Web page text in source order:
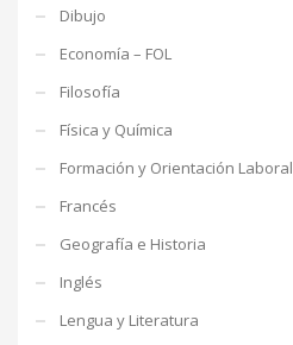
Dibujo
Economía – FOL
Filosofía
Física y Química
Formación y Orientación Laboral
Francés
Geografía e Historia
Inglés
Lengua y Literatura